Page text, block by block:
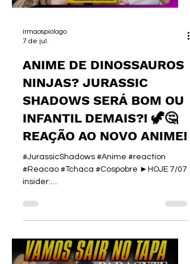
aguardadíssimo Marvel Tōkon: Fighting
irmaospiologo
7 de jul.
ANIME DE DINOSSAUROS
NINJAS? JURASSIC
SHADOWS SERÁ BOM OU
INFANTIL DEMAIS?! 🦖🤔
REAÇÃO AO NOVO ANIME!
#JurassicShadows #Anime #reaction
#Reacao #Tchaca #Cospobre ►HOJE 7/07
insider:
S ►CUPOM INSIDER: IRMAOS 🎮 CUPOM
PIOLOGO ►ENEBA - Games:
I.A. :
https://www.irmaospiologo.com.br/pialogo